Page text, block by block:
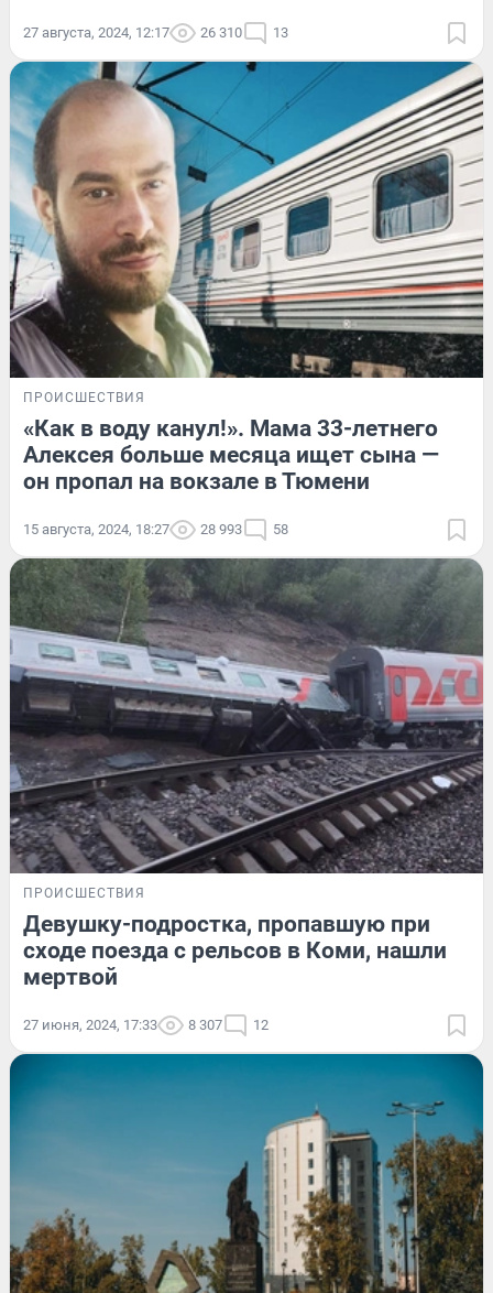
27 августа, 2024, 12:17 26 310 13
ПРОИСШЕСТВИЯ
«Как в воду канул!». Мама 33-летнего
Алексея больше месяца ищет сына —
он пропал на вокзале в Тюмени
15 августа, 2024, 18:27 28 993 58
ПРОИСШЕСТВИЯ
Девушку-подростка, пропавшую при
сходе поезда с рельсов в Коми, нашли
мертвой
27 июня, 2024, 17:33 8 307 12